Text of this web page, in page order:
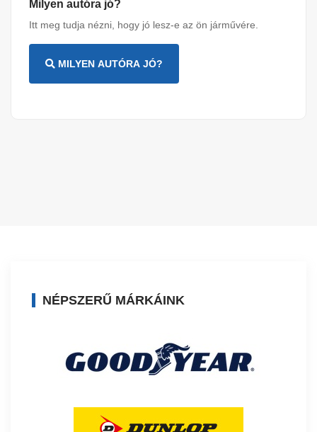
Milyen autóra jó?
Itt meg tudja nézni, hogy jó lesz-e az ön járművére.
MILYEN AUTÓRA JÓ?
NÉPSZERŰ MÁRKÁINK